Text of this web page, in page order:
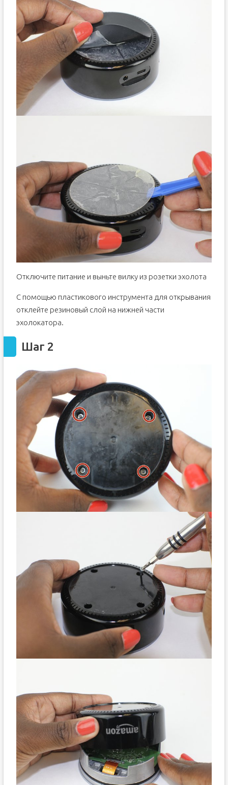
Отключите питание и выньте вилку из розетки эхолота
С помощью пластикового инструмента для открывания
отклейте резиновый слой на нижней части
эхолокатора.
Шаг 2